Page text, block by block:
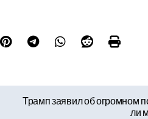
Трамп заявил об огромном
ли